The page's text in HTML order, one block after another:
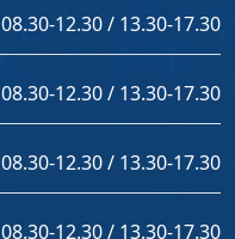
08.30-12.30 / 13.30-17.30
08.30-12.30 / 13.30-17.30
08.30-12.30 / 13.30-17.30
08.30-12.30 / 13.30-17.30